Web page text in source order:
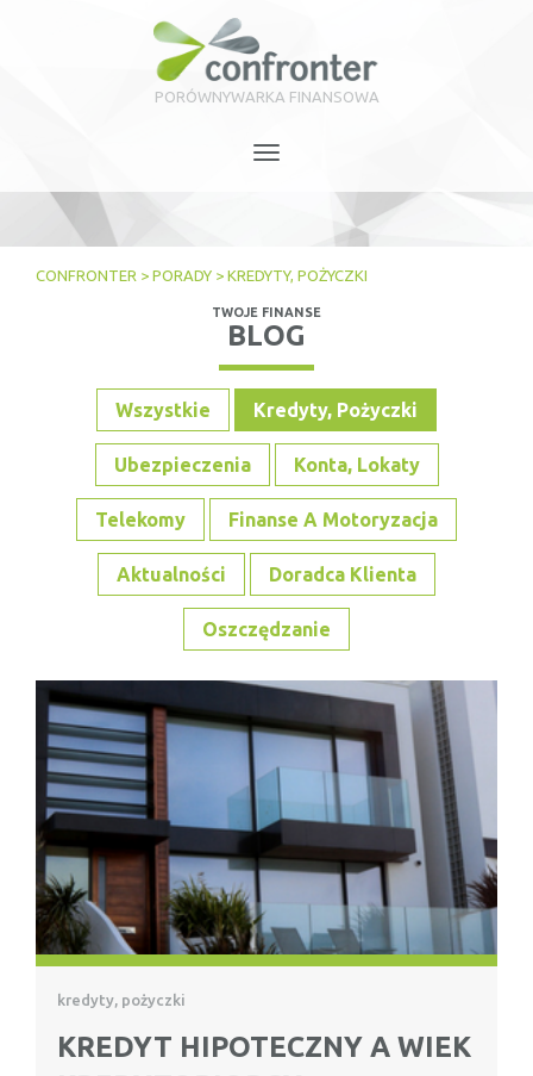
PORÓWNYWARKA FINANSOWA
navigation
CONFRONTER > PORADY > KREDYTY, POŻYCZKI
TWOJE FINANSE
BLOG
Wszystkie Kredyty, Pożyczki
Ubezpieczenia Konta, Lokaty
Telekomy Finanse A Motoryzacja
Aktualności Doradca Klienta
Oszczędzanie
kredyty, pożyczki
KREDYT HIPOTECZNY A WIEK